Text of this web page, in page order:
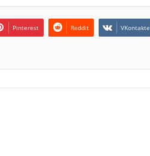
Pinterest Reddit VKontakte